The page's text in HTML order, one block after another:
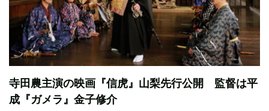
寺田農主演の映画『信虎』山梨先行公開 監督は平
成『ガメラ』金子修介